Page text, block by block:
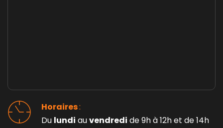
Horaires :
Du lundi au vendredi de 9h à 12h et de 14h